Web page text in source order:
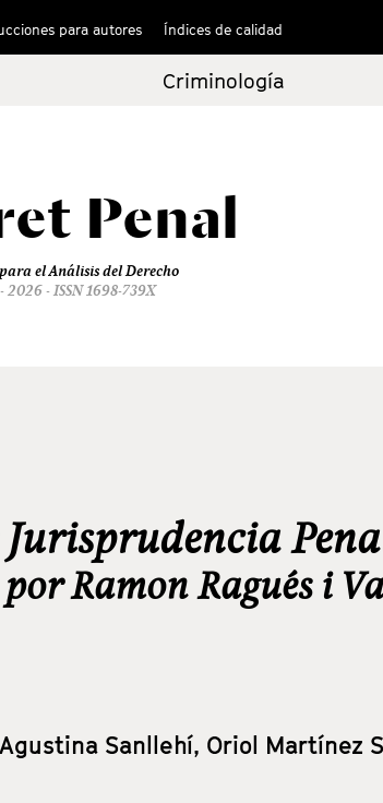
para autores Índices de calidad
Criminología
Penal
el Análisis del Derecho
2026 - ISSN 1698-739X
Ramon Ragués i
Sanllehí, Oriol Martínez